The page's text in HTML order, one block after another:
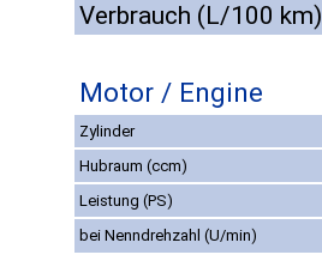
Verbrauch (L/100 km)
Motor / Engine
Zylinder
Hubraum (ccm)
Leistung (PS)
bei Nenndrehzahl (U/min)